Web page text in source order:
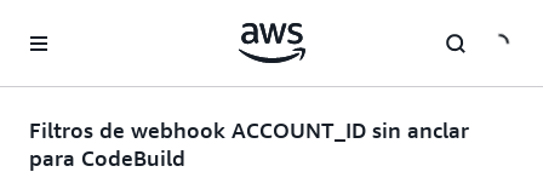
Filtros de webhook ACCOUNT_ID sin anclar
para CodeBuild